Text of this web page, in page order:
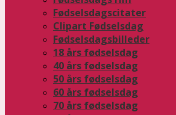
Fødselsdagscitater
Clipart Fødselsdag
Fødselsdagsbilleder
18 års fødselsdag
40 års fødselsdag
50 års fødselsdag
60 års fødselsdag
70 års fødselsdag